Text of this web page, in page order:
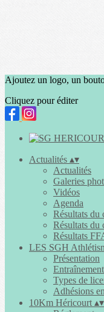
Ajoutez un logo, un
Cliquez pour éditer
Actualités ▴▾
Actualités
Galeries
Vidéos
Agenda
Résultats du
Résultats du
Résultats
LES SGH
Présentation
Types de
Adhésions
10Km Héricourt ▴▾